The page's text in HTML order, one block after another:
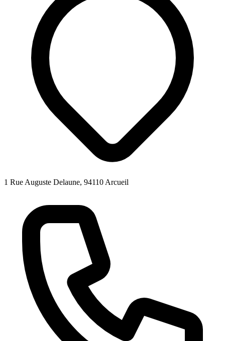
1 Rue Auguste Delaune, 94110 Arcueil